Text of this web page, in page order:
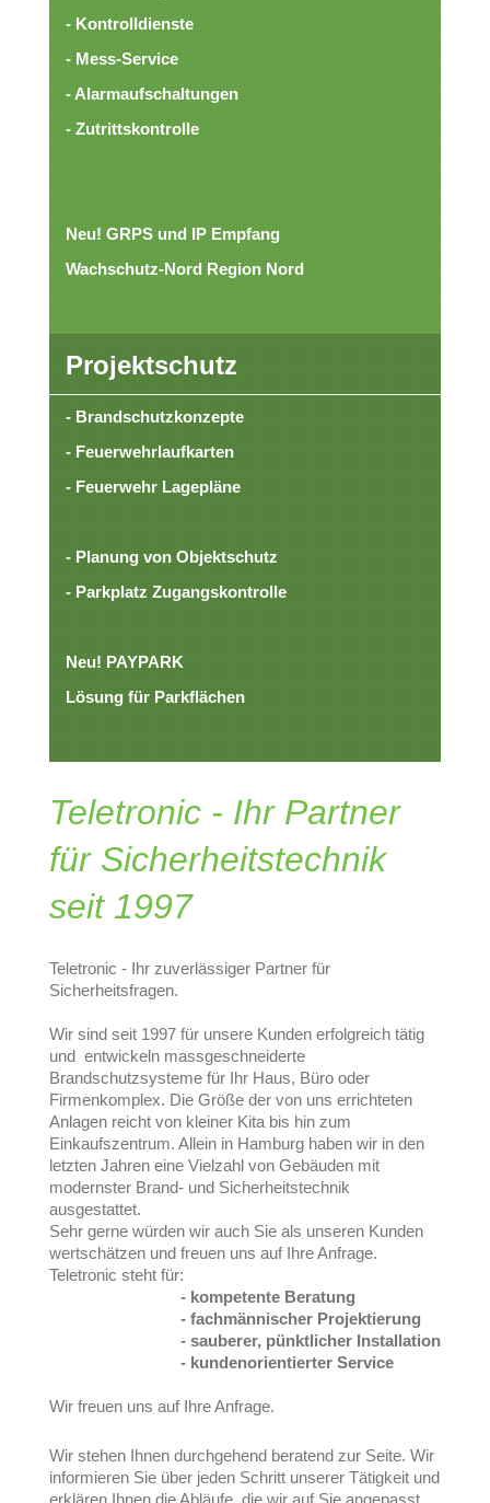
- Kontrolldienste
- Mess-Service
- Alarmaufschaltungen
- Zutrittskontrolle
Neu! GRPS und IP Empfang
Wachschutz-Nord Region Nord
Projektschutz
- Brandschutzkonzepte
- Feuerwehrlaufkarten
- Feuerwehr Lagepläne
- Planung von Objektschutz
- Parkplatz Zugangskontrolle
Neu! PAYPARK
Lösung für Parkflächen
Teletronic - Ihr Partner
für Sicherheitstechnik
seit 1997
Teletronic - Ihr zuverlässiger Partner für
Sicherheitsfragen.
Wir sind seit 1997 für unsere Kunden erfolgreich tätig
und entwickeln massgeschneiderte
Brandschutzsysteme für Ihr Haus, Büro oder
Firmenkomplex. Die Größe der von uns errichteten
Anlagen reicht von kleiner Kita bis hin zum
Einkaufszentrum. Allein in Hamburg haben wir in den
letzten Jahren eine Vielzahl von Gebäuden mit
modernster Brand- und Sicherheitstechnik
ausgestattet.
Sehr gerne würden wir auch Sie als unseren Kunden
wertschätzen und freuen uns auf Ihre Anfrage.
Teletronic steht für:
- kompetente Beratung
- fachmännischer Projektierung
- sauberer, pünktlicher Installation
- kundenorientierter Service
Wir freuen uns auf Ihre Anfrage.
Wir stehen Ihnen durchgehend beratend zur Seite. Wir
informieren Sie über jeden Schritt unserer Tätigkeit und